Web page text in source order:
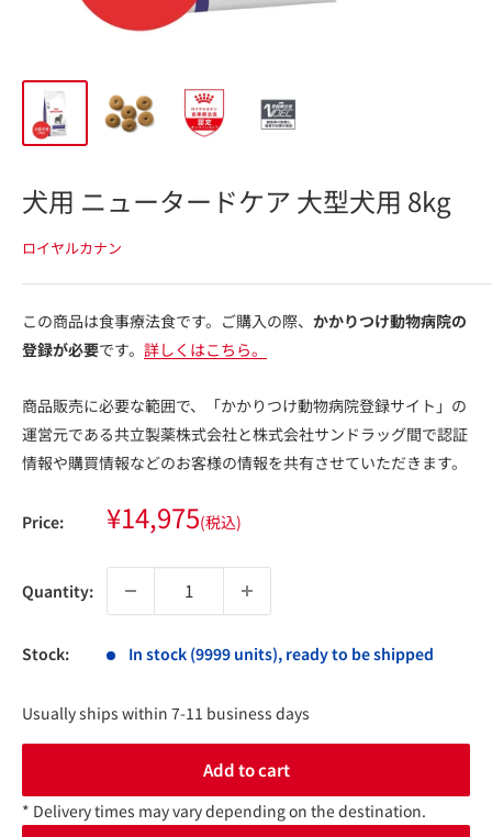
犬用 ニュータードケア 大型犬用 8kg
ロイヤルカナン
この商品は食事療法食です。ご購入の際、 かかりつけ動物病院の
登録が必要です。 詳しくはこちら。
商品販売に必要な範囲で、「かかりつけ動物病院登録サイト」の
運営元である共立製薬株式会社と株式会社サンドラッグ間で認証
情報や購買情報などのお客様の情報を共有させていただきます。
Price: Sale
price
¥14,975(税込)
Quantity:
Stock: In stock (9999 units), ready to be shipped
Usually ships within 7-11 business days
Add to cart
* Delivery times may vary depending on the destination.